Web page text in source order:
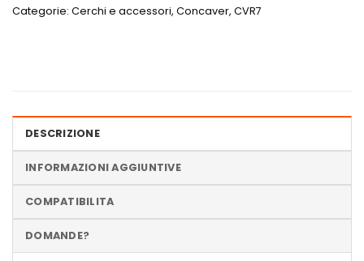
Categorie: Cerchi e accessori, Concaver, CVR7
DESCRIZIONE
INFORMAZIONI AGGIUNTIVE
COMPATIBILITA
DOMANDE?